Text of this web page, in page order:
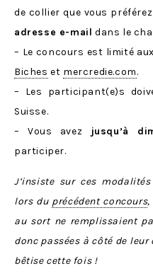
de collier que vous
adresse e-mail dans le
– Le concours est limité
Biches et mercredie.com.
– Les participant(e)s
Suisse.
– Vous avez
jusqu’à
participer.
J’insiste sur ces
lors du précédent concours,
au sort ne remplissaient
donc passées à côté de
bêtise cette fois !